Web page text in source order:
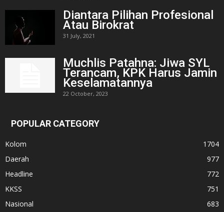
Diantara Pilihan Profesional
Atau Birokrat
31 July, 2021
Muchlis Patahna: Jiwa SYL
Terancam, KPK Harus Jamin
Keselamatannya
22 October, 2023
POPULAR CATEGORY
Kolom
1704
Daerah
977
Headline
772
KKSS
751
Nasional
683